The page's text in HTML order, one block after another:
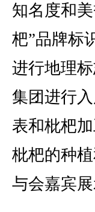
知名度和
杷”品牌标
进行地理
集团进行
表和枇杷
枇杷的种
与会嘉宾